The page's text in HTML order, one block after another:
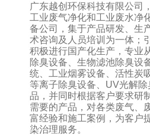
广东越创环保科技有限公司
工业废气净化和工业废水净
备公司，集于产品研发、生
术咨询及人员培训为一体；
积极进行国产化生产，专业
除臭设备、生物滤池除臭设
统、工业烟雾设备、活性炭
等离子除臭设备、UV光解
品，并同时根据客户要求研
需要的产品，对各类废气、
富经验和施工案例，为客户
染治理服务。